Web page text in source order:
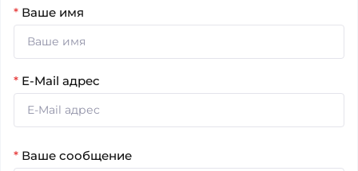
* Ваше имя
* E-Mail адрес
* Ваше сообщение